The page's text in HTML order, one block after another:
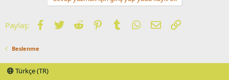
Paylaş: Facebook
TwitterReddit PinterestTumblrWhatsApp
E-postaLink
Beslenme
Türkçe (TR)